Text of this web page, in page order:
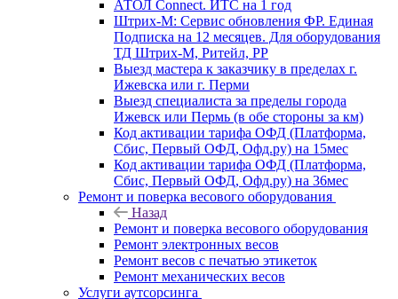
АТОЛ Connect. ИТС на 1 год
Штрих-М: Сервис обновления ФР. Единая
Подписка на 12 месяцев. Для оборудования
ТД Штрих-М, Ритейл, РР
Выезд мастера к заказчику в пределах г.
Ижевска или г. Перми
Выезд специалиста за пределы города
Ижевск или Пермь (в обе стороны за км)
Код активации тарифа ОФД (Платформа,
Сбис, Первый ОФД, Офд.ру) на 15мес
Код активации тарифа ОФД (Платформа,
Сбис, Первый ОФД, Офд.ру) на 36мес
Ремонт и поверка весового оборудования
Назад
Ремонт и поверка весового оборудования
Ремонт электронных весов
Ремонт весов с печатью этикеток
Ремонт механических весов
Услуги аутсорсинга